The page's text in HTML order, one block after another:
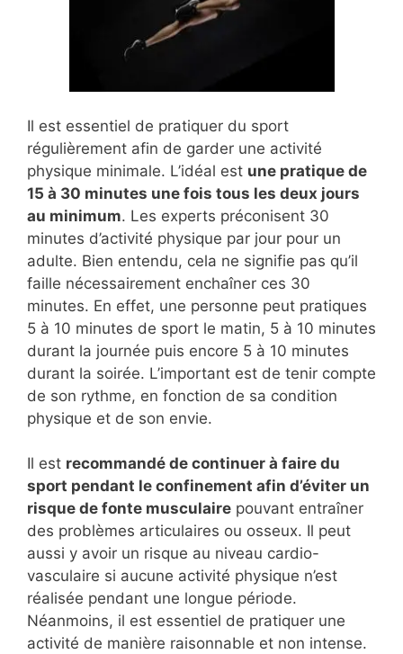
Il est essentiel de pratiquer du sport
régulièrement afin de garder une activité
physique minimale. L’idéal est une pratique de
15 à 30 minutes une fois tous les deux jours
au minimum. Les experts préconisent 30
minutes d’activité physique par jour pour un
adulte. Bien entendu, cela ne signifie pas qu’il
faille nécessairement enchaîner ces 30
minutes. En effet, une personne peut pratiques
5 à 10 minutes de sport le matin, 5 à 10 minutes
durant la journée puis encore 5 à 10 minutes
durant la soirée. L’important est de tenir compte
de son rythme, en fonction de sa condition
physique et de son envie.
Il est recommandé de continuer à faire du
sport pendant le confinement afin d’éviter un
risque de fonte musculaire pouvant entraîner
des problèmes articulaires ou osseux. Il peut
aussi y avoir un risque au niveau cardio-
vasculaire si aucune activité physique n’est
réalisée pendant une longue période.
Néanmoins, il est essentiel de pratiquer une
activité de manière raisonnable et non intense.